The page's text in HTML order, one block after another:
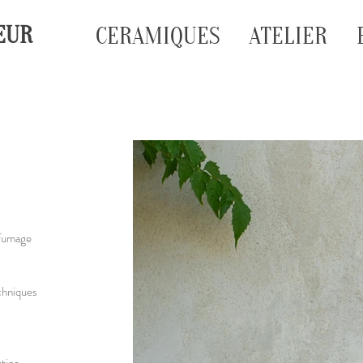
CERAMIQUES ATELIER